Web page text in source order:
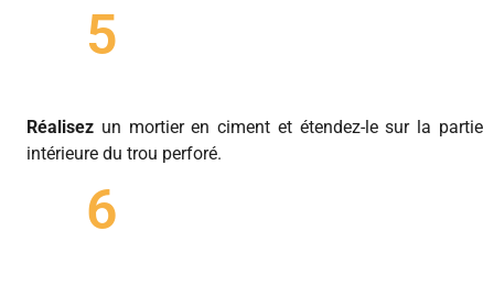
5
Réalisez un mortier en ciment et étendez-le sur la partie
intérieure du trou perforé.
6